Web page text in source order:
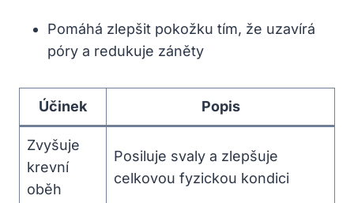
Pomáhá zlepšit pokožku tím, že uzavírá
póry a redukuje záněty
Účinek Popis
Zvyšuje
krevní
oběh
Posiluje svaly a zlepšuje
celkovou fyzickou kondici